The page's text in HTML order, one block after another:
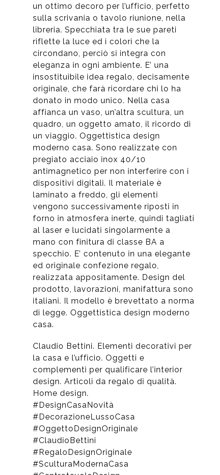
un ottimo decoro per l’ufficio, perfetto
sulla scrivania o tavolo riunione, nella
libreria. Specchiata tra le sue pareti
riflette la luce ed i colori che la
circondano, perciò si integra con
eleganza in ogni ambiente. E’ una
insostituibile idea regalo, decisamente
originale, che farà ricordare chi lo ha
donato in modo unico. Nella casa
affianca un vaso, un’altra scultura, un
quadro, un oggetto amato, il ricordo di
un viaggio. Oggettistica design
moderno casa. Sono realizzate con
pregiato acciaio inox 40/10
antimagnetico per non interferire con i
dispositivi digitali. Il materiale è
laminato a freddo, gli elementi
vengono successivamente riposti in
forno in atmosfera inerte, quindi tagliati
al laser e lucidati singolarmente a
mano con finitura di classe BA a
specchio. E’ contenuto in una elegante
ed originale confezione regalo,
realizzata appositamente. Design del
prodotto, lavorazioni, manifattura sono
italiani. Il modello è brevettato a norma
di legge. Oggettistica design moderno
casa.
Claudio Bettini. Elementi decorativi per
la casa e l’ufficio. Oggetti e
complementi per qualificare l’interior
design. Articoli da regalo di qualità.
Home design.
#DesignCasaNovità
#DecorazioneLussoCasa
#OggettoDesignOriginale
#ClaudioBettini
#RegaloDesignOriginale
#SculturaModernaCasa